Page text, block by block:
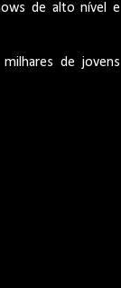
de alto nível e
de jovens